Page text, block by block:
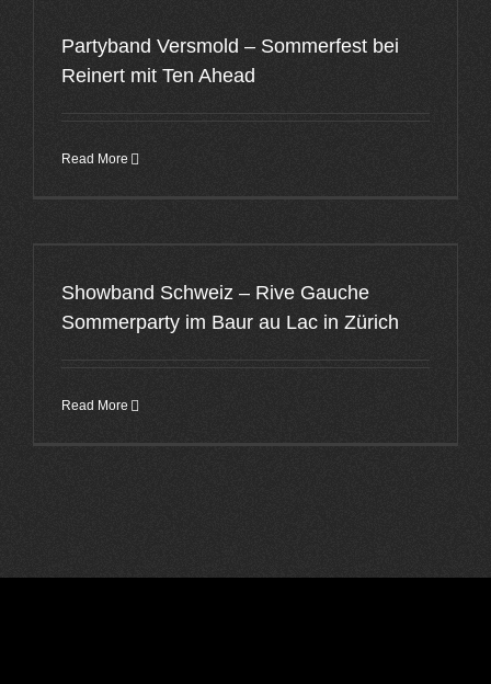
Partyband Versmold – Sommerfest bei
Reinert mit Ten Ahead
Read More
Showband Schweiz – Rive Gauche
Sommerparty im Baur au Lac in Zürich
Read More